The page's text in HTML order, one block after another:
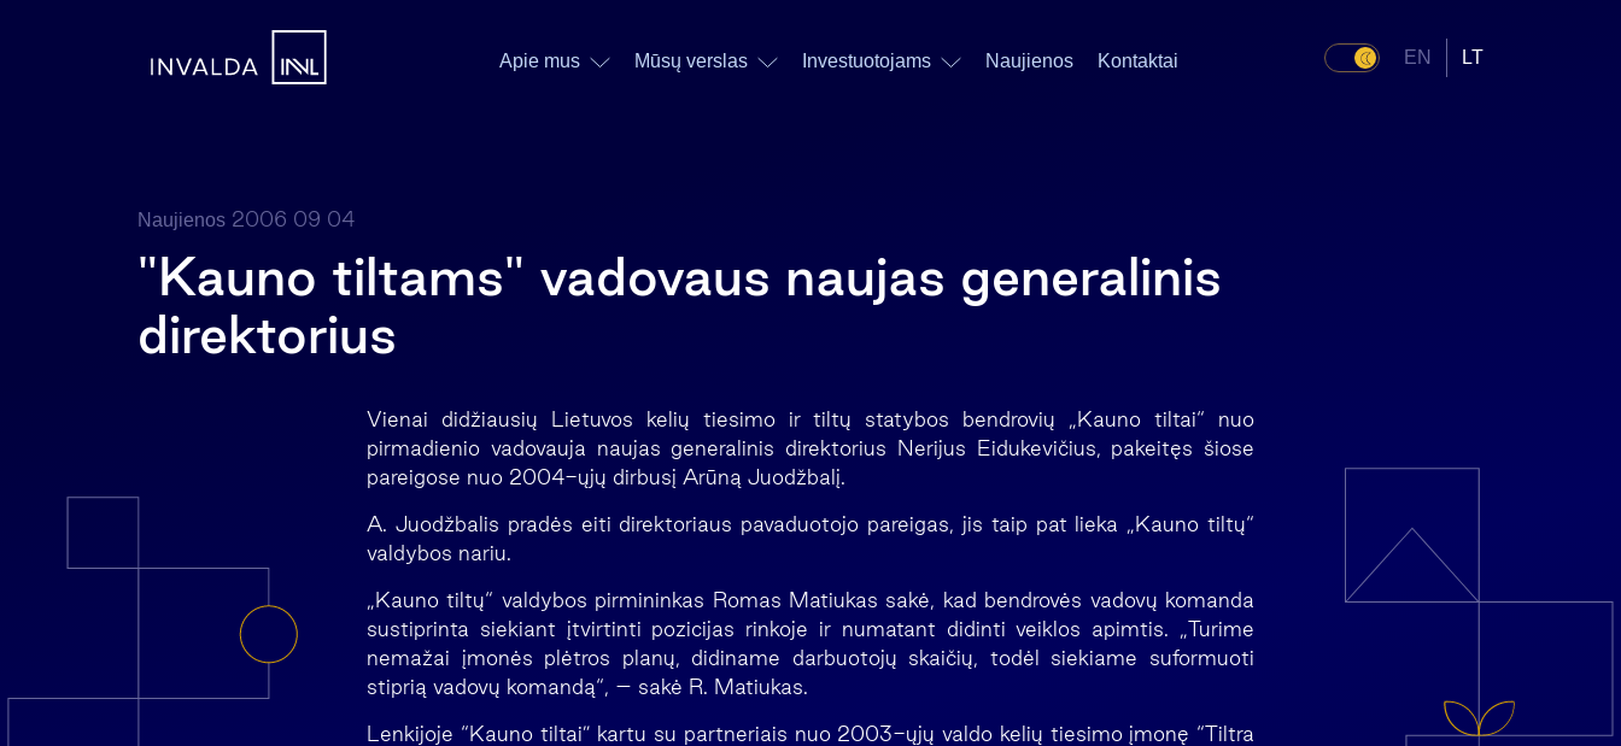
Apie mus Mūsų verslas Investuotojams Naujienos Kontaktai EN LT
Naujienos 2006 09 04
"Kauno tiltams" vadovaus naujas generalinis
direktorius
Vienai didžiausių Lietuvos kelių tiesimo ir tiltų statybos bendrovių „Kauno tiltai“ nuo
pirmadienio vadovauja naujas generalinis direktorius Nerijus Eidukevičius, pakeitęs šiose
pareigose nuo 2004-ųjų dirbusį Arūną Juodžbalį.
A. Juodžbalis pradės eiti direktoriaus pavaduotojo pareigas, jis taip pat lieka „Kauno tiltų“
valdybos nariu.
„Kauno tiltų“ valdybos pirmininkas Romas Matiukas sakė, kad bendrovės vadovų komanda
sustiprinta siekiant įtvirtinti pozicijas rinkoje ir numatant didinti veiklos apimtis. „Turime
nemažai įmonės plėtros planų, didiname darbuotojų skaičių, todėl siekiame suformuoti
stiprią vadovų komandą“, – sakė R. Matiukas.
Lenkijoje “Kauno tiltai” kartu su partneriais nuo 2003-ųjų valdo kelių tiesimo įmonę “Tiltra